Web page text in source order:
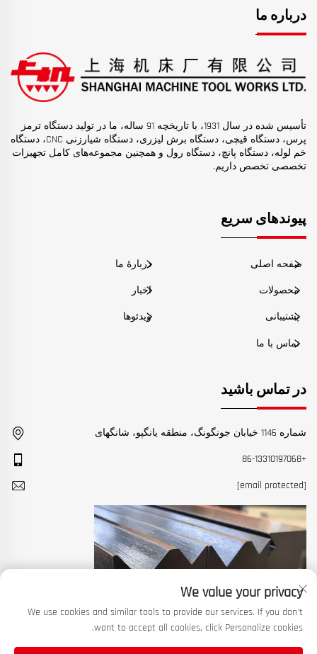
درباره ما
تأسیس شده در سال 1931، با تاریخچه 91 ساله، ما در تولید دستگاه ترمز
پرس، دستگاه قیچی، دستگاه برش لیزری، دستگاه شیارزنی CNC، دستگاه
خم لوله، دستگاه پانچ، دستگاه رول و همچنین مجموعه‌های کامل تجهیزات
تخصصی تخصص داریم.
پیوندهای سریع
صفحه اصلی دربارهٔ ما
محصولات اخبار
پشتیبانی ویدئوها
تماس با ما
در تماس باشید
شماره 1146 خیابان جونگونگ، منطقه یانگپو، شانگهای
+86-13310197068
[email protected]
We value your privacy
We use cookies and similar tools to provide our services. If you don't
want to accept all cookies, click Personalize cookies.